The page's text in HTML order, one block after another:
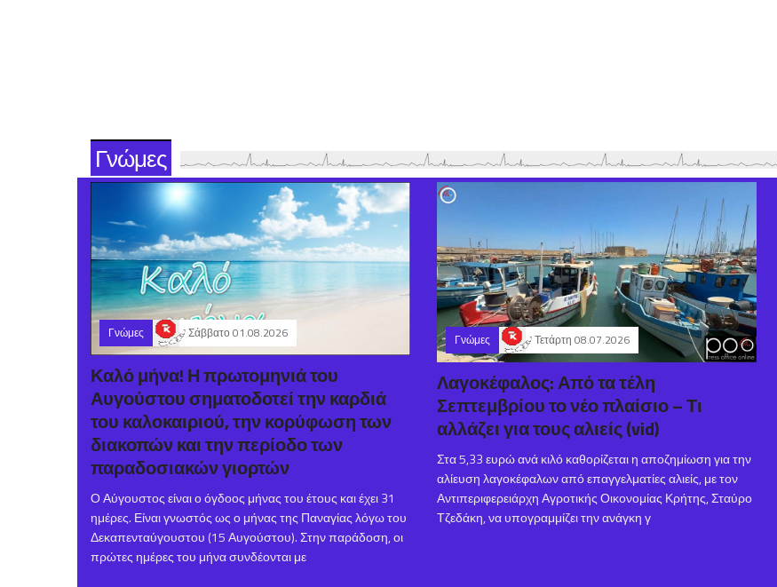
Γνώμες
Γνώμες Σάββατο 01.08.2026
Καλό μήνα! Η πρωτομηνιά του
Αυγούστου σηματοδοτεί την καρδιά
του καλοκαιριού, την κορύφωση των
διακοπών και την περίοδο των
παραδοσιακών γιορτών
Ο Αύγουστος είναι ο όγδοος μήνας του έτους και έχει 31
ημέρες. Είναι γνωστός ως ο μήνας της Παναγίας λόγω του
Δεκαπενταύγουστου (15 Αυγούστου). Στην παράδοση, οι
πρώτες ημέρες του μήνα συνδέονται με
Γνώμες Τετάρτη 08.07.2026
Λαγοκέφαλος: Από τα τέλη
Σεπτεμβρίου το νέο πλαίσιο – Τι
αλλάζει για τους αλιείς (vid)
Στα 5,33 ευρώ ανά κιλό καθορίζεται η αποζημίωση για την
αλίευση λαγοκέφαλων από επαγγελματίες αλιείς, με τον
Αντιπεριφερειάρχη Αγροτικής Οικονομίας Κρήτης, Σταύρο
Τζεδάκη, να υπογραμμίζει την ανάγκη γ